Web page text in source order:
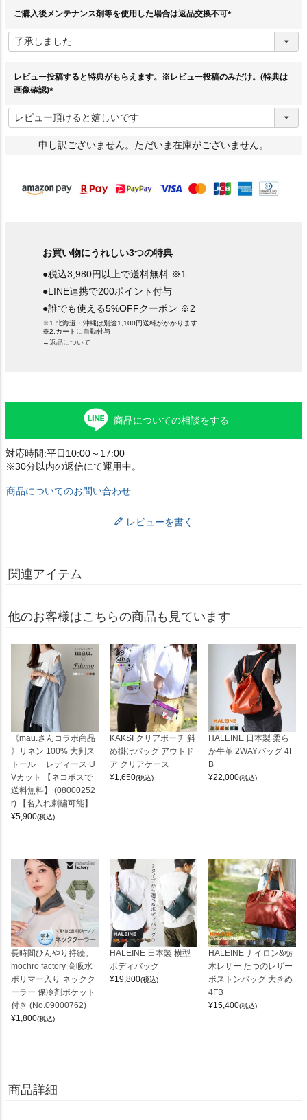
ご購入後メンテナンス剤等を使用した場合は返品交換不可
須
レビュー投稿すると特典がもらえます。※レビュー投稿のみだけ。(特典は
画像確認)
必
須
)
申し訳ございません。ただいま在庫がございません。
お買い物にうれしい3つの特典
●税込3,980円以上で送料無料 ※1
●LINE連携で200ポイント付与
●誰でも使える5%OFFクーポン ※2
※1.北海道・沖縄は別途1,100円送料がかかります
※2.カートに自動付与
→返品について
商品についての相談をする
対応時間:平日10:00～17:00
※30分以内の返信にて運用中。
商品についてのお問い合わせ
レビューを書く
関連アイテム
他のお客様はこちらの商品も見ています
《mau.さんコラボ商品
》リネン 100% 大判ス
トール レディース U
Vカット 【ネコポスで
送料無料】 (08000252
r) 【名入れ刺繍可能】
¥5,900(税込)
KAKSI クリアポーチ 斜
め掛けバッグ アウトド
ア クリアケース
¥1,650(税込)
HALEINE 日本製 柔ら
か牛革 2WAYバッグ 4F
B
¥22,000(税込)
長時間ひんやり持続。
mochro factory 高吸水
ポリマー入り ネックク
ーラー 保冷剤ポケット
付き (No.09000762)
¥1,800(税込)
HALEINE 日本製 横型
ボディバッグ
¥19,800(税込)
HALEINE ナイロン&栃
木レザー たつのレザー
ボストンバッグ 大きめ
4FB
¥15,400(税込)
商品詳細